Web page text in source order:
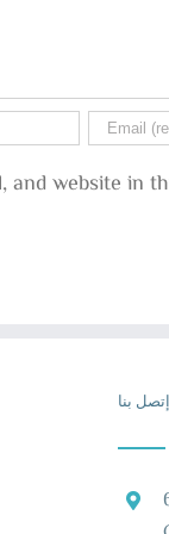
and website in
إتصل بنا